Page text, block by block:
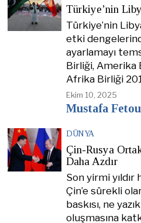
Türkiye’nin
Türkiye’nin
etki
ayarlamayı
Birliği, Amerika
Afrika Birliği
Ekim 10, 2025
Mustafa
DÜNYA
Çin-Rusya
Daha Azdır
Son yirmi yıldır
Çin’e sürekli
baskısı, ne
oluşmasına